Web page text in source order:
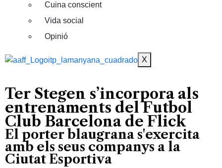
Cuina conscient
Vida social
Opinió
X
Ter Stegen s’incorpora als
entrenaments del Futbol
Club Barcelona de Flick
El porter blaugrana s'exercita
amb els seus companys a la
Ciutat Esportiva